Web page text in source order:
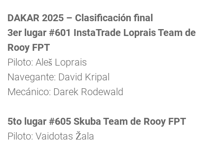
DAKAR 2025 – Clasificación final
3er lugar #601 InstaTrade Loprais Team de
Rooy FPT
Piloto: Aleš Loprais
Navegante: David Kripal
Mecánico: Darek Rodewald
5to lugar #605 Skuba Team de Rooy FPT
Piloto: Vaidotas Žala